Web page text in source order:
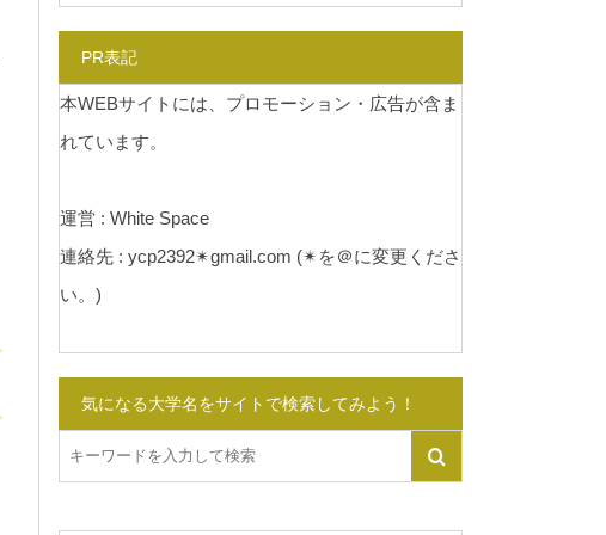
PR表記
本WEBサイトには、プロモーション・広告が含ま
れています。
運営 : White Space
連絡先 : ycp2392✴︎gmail.com (✴︎を＠に変更くださ
い。)
気になる大学名をサイトで検索してみよう！